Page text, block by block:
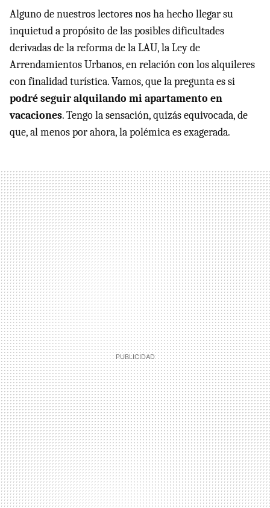
Alguno de nuestros lectores nos ha hecho llegar su
inquietud a propósito de las posibles dificultades
derivadas de la reforma de la LAU, la Ley de
Arrendamientos Urbanos, en relación con los alquileres
con finalidad turística. Vamos, que la pregunta es si
podré seguir alquilando mi apartamento en
vacaciones. Tengo la sensación, quizás equivocada, de
que, al menos por ahora, la polémica es exagerada.